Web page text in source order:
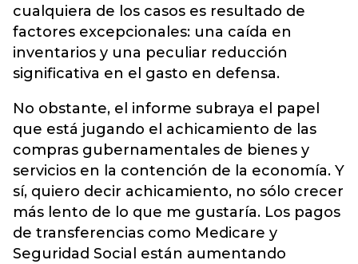
cualquiera de los casos es resultado de
factores excepcionales: una caída en
inventarios y una peculiar reducción
significativa en el gasto en defensa.
No obstante, el informe subraya el papel
que está jugando el achicamiento de las
compras gubernamentales de bienes y
servicios en la contención de la economía. Y
sí, quiero decir achicamiento, no sólo crecer
más lento de lo que me gustaría. Los pagos
de transferencias como Medicare y
Seguridad Social están aumentando